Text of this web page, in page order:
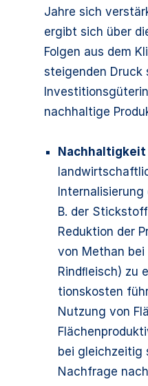
Jahre sich
ergibt sich über
Folgen aus dem
steigenden Druck
nachhaltige
B. der
Reduktion der
von Methan bei
Rindﬂeisch) zu
tionskosten
Nutzung von
bei gleichzeitig
Nachfrage